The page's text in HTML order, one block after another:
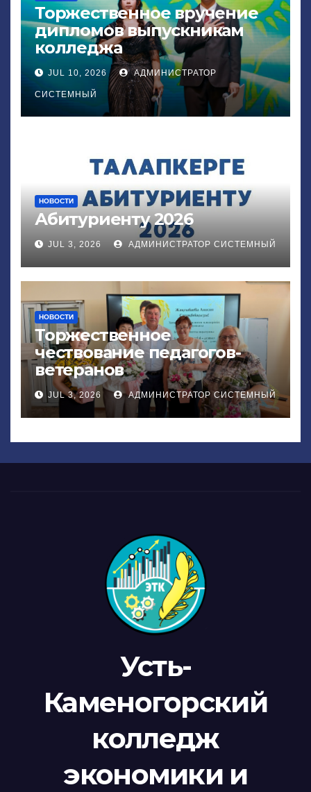
Торжественное вручение
дипломов выпускникам
колледжа
JUL 10, 2026 АДМИНИСТРАТОР
СИСТЕМНЫЙ
НОВОСТИ
Абитуриенту 2026
JUL 3, 2026 АДМИНИСТРАТОР СИСТЕМНЫЙ
НОВОСТИ
Торжественное
чествование педагогов-
ветеранов
JUL 3, 2026 АДМИНИСТРАТОР СИСТЕМНЫЙ
Усть-
Каменогорский
колледж
экономики и